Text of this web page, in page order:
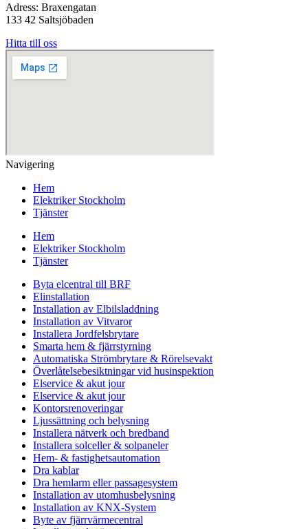
Adress: Braxengatan
133 42 Saltsjöbaden
Hitta till oss
Navigering
Hem
Elektriker Stockholm
Tjänster
Hem
Elektriker Stockholm
Tjänster
Byta elcentral till BRF
Elinstallation
Installation av Elbilsladdning
Installation av Vitvaror
Installera Jordfelsbrytare
Smarta hem & fjärrstyrning
Automatiska Strömbrytare & Rörelsevakt
Överlåtelsebesiktningar vid husinspektion
Elservice & akut jour
Elservice & akut jour
Kontorsrenoveringar
Ljussättning och belysning
Installera nätverk och bredband
Installera solceller & solpaneler
Hem- & fastighetsautomation
Dra kablar
Dra hemlarm eller passagesystem
Installation av utomhusbelysning
Installation av KNX-System
Byte av fjärrvärmecentral